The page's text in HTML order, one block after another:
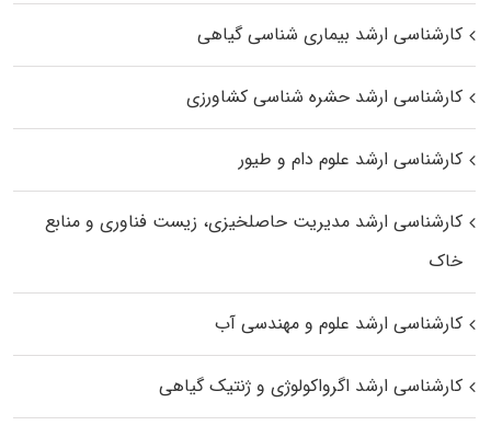
کارشناسی ارشد بیماری‌ شناسی گیاهی
کارشناسی ارشد حشره‌ شناسی کشاورزی
کارشناسی ارشد علوم دام و طیور
کارشناسی ارشد مدیریت حاصلخیزی، زیست فناوری و منابع
خاک
کارشناسی ارشد علوم و مهندسی آب
کارشناسی ارشد اگرواکولوژی و ژنتیک گیاهی